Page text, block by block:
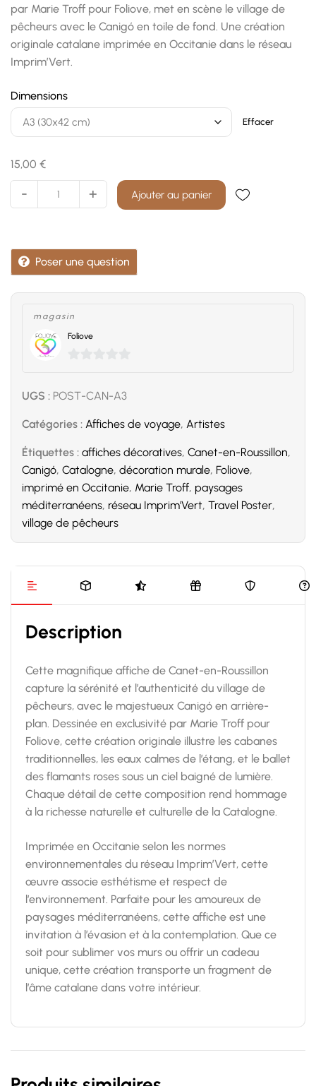
par Marie Troff pour Foliove, met en scène le village de
pêcheurs avec le Canigó en toile de fond. Une création
originale catalane imprimée en Occitanie dans le réseau
Imprim’Vert.
Dimensions
Effacer
15,00 €
Canet
quantité(s)
- + Ajouter au panier
Poser une question
magasin
Foliove
UGS : POST-CAN-A3
Catégories : Affiches de voyage, Artistes
Étiquettes : affiches décoratives, Canet-en-Roussillon,
Canigó, Catalogne, décoration murale, Foliove,
imprimé en Occitanie, Marie Troff, paysages
méditerranéens, réseau Imprim'Vert, Travel Poster,
village de pêcheurs
Description
Cette magnifique affiche de Canet-en-Roussillon
capture la sérénité et l’authenticité du village de
pêcheurs, avec le majestueux Canigó en arrière-
plan. Dessinée en exclusivité par Marie Troff pour
Foliove, cette création originale illustre les cabanes
traditionnelles, les eaux calmes de l’étang, et le ballet
des flamants roses sous un ciel baigné de lumière.
Chaque détail de cette composition rend hommage
à la richesse naturelle et culturelle de la Catalogne.
Imprimée en Occitanie selon les normes
environnementales du réseau Imprim’Vert, cette
œuvre associe esthétisme et respect de
l’environnement. Parfaite pour les amoureux de
paysages méditerranéens, cette affiche est une
invitation à l’évasion et à la contemplation. Que ce
soit pour sublimer vos murs ou offrir un cadeau
unique, cette création transporte un fragment de
l’âme catalane dans votre intérieur.